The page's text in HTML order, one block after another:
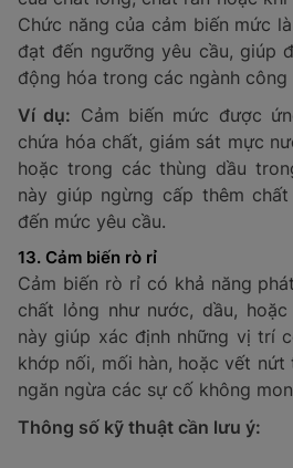
Tốc độ tối thiểu và tối
Phạm vi tốc độ mà cảm
hiệu quả.
Ví dụ:Các hệ thống cảm biến
thị hoặc trung tâm thương
khi có người đến gần, mang
kiệm năng lượng.
Cảm biến kim loại được sử
trong các môi trường như thực
hoặc khu vực kiểm tra an ninh.
kim loại cũng thường được
hoặc các cơ sở an ninh.